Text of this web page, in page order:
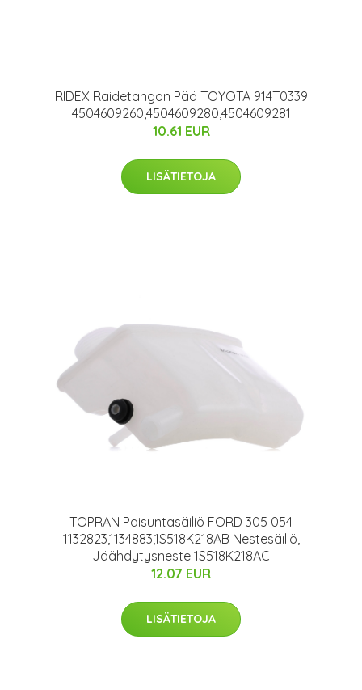
RIDEX Raidetangon Pää TOYOTA 914T0339
4504609260,4504609280,4504609281
10.61 EUR
LISÄTIETOJA
TOPRAN Paisuntasäiliö FORD 305 054
1132823,1134883,1S518K218AB Nestesäiliö,
Jäähdytysneste 1S518K218AC
12.07 EUR
LISÄTIETOJA